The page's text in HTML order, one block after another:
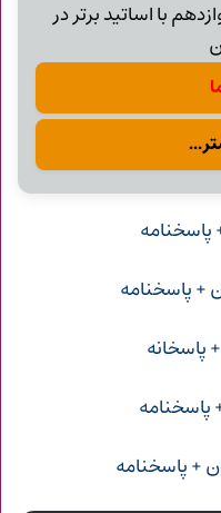
با اساتید برتر در
+ پاسخنامه
پاسخانه
پاسخنامه
+ پاسخنامه